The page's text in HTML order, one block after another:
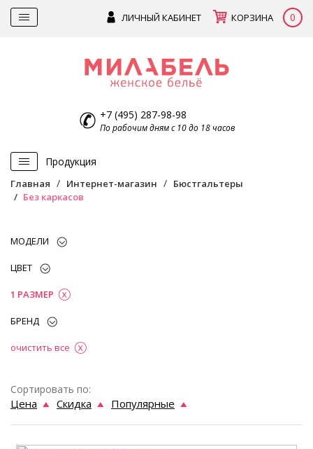
ЛИЧНЫЙ КАБИНЕТ КОРЗИНА 0
+7 (495) 287-98-98
По рабочим дням с 10 до 18 часов
Продукция
Главная Интернет-магазин
Бюстгальтеры
Без каркасов
МОДЕЛИ
ЦВЕТ
1 РАЗМЕР
БРЕНД
очистить все
Сортировать по:
Цена Скидка Популярные